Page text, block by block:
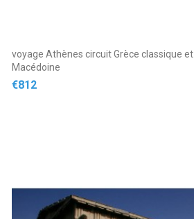
voyage Athènes circuit Grèce classique
Macédoine
Price
€812